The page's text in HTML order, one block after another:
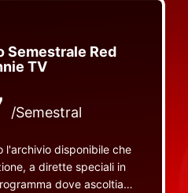
Semestrale Red
TV
/Semestral
l'archivio disponibile che
a dirette speciali in
dove ascoltiamo